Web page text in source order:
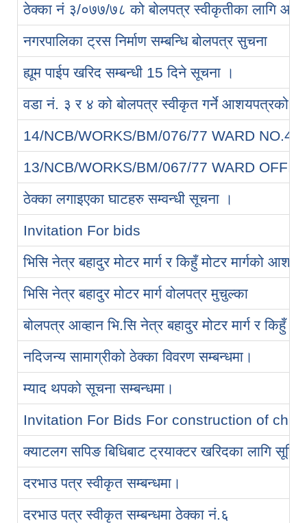
ठेक्का नं ३/०७७/७८ को बोलपत्र स्वीकृतीका लागि
नगरपालिका ट्रस निर्माण सम्बन्धि बोलपत्र सुचना
ह्यूम पाईप खरिद सम्बन्धी 15 दिने सूचना ।
वडा नं. ३ र ४ को बोलपत्र स्वीकृत गर्ने आशयपत्रको
14/NCB/WORKS/BM/076/77 WARD NO.4
13/NCB/WORKS/BM/067/77 WARD
ठेक्का लगाइएका घाटहरु सम्वन्धी सूचना ।
Invitation For bids
भिसि नेत्र बहादुर मोटर मार्ग र किहुँ मोटर मार्गको
भिसि नेत्र बहादुर मोटर मार्ग वोलपत्र मुचुल्का
बोलपत्र आव्हान भि.सि नेत्र बहादुर मोटर मार्ग र किहुँ
नदिजन्य सामाग्रीको ठेक्का विवरण सम्बन्धमा।
म्याद थपको सूचना सम्बन्धमा।
Invitation For Bids For construction of
क्याटलग सपिङ बिधिबाट ट्रयाक्टर खरिदका लागि
दरभाउ पत्र स्वीकृत सम्बन्धमा।
दरभाउ पत्र स्वीकृत सम्बन्धमा ठेक्का नं.६